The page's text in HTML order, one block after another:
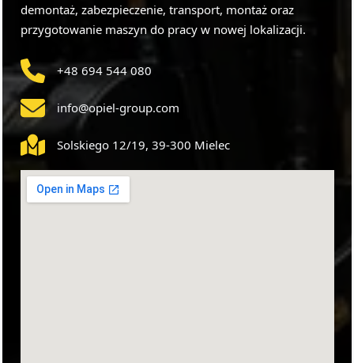
demontaż, zabezpieczenie, transport, montaż oraz
przygotowanie maszyn do pracy w nowej lokalizacji.
+48 694 544 080
info@opiel-group.com
Solskiego 12/19, 39-300 Mielec